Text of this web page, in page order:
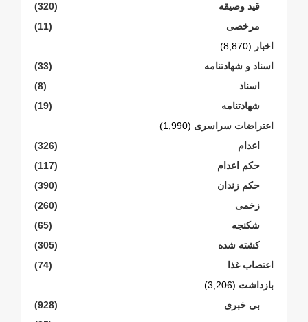
قید وصیقه
(320)
مرخصی
(11)
اخبار (8,870)
اسناد و شهادتنامە
(33)
اسناد
(8)
شهادتنامە
(19)
اعتراضات سراسری (1,990)
اعدام
(326)
حکم اعدام
(117)
حکم زندان
(390)
زخمی
(260)
شکنجە
(65)
کشته شده
(305)
اعتصاب غذا
(74)
بازداشت (3,206)
بی خبری
(928)